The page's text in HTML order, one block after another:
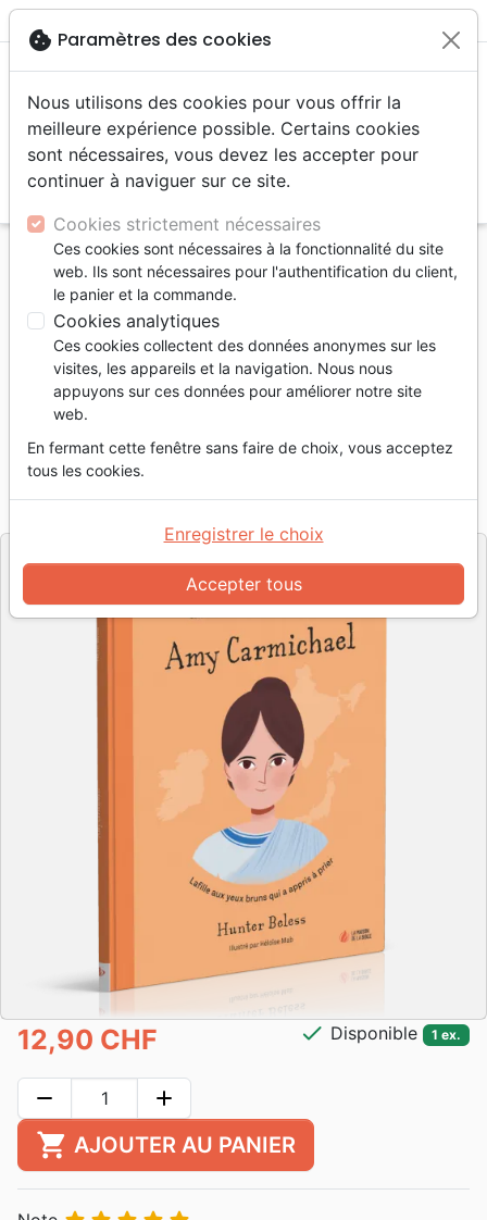
menu
Accueil Jeunesse
Enfants 6 - 9 ans
Amy Carmichael - La fille aux yeux bruns qui a
appris à prier
Amy Carmichael
La fille aux yeux bruns qui a appris à
prier
Hunter Beless
12,90 CHF check Disponible 1 ex.
remove add
shopping_cart AJOUTER AU PANIER
cookie Paramètres des cookies
Nous utilisons des cookies pour vous offrir la
meilleure expérience possible. Certains cookies
sont nécessaires, vous devez les accepter pour
continuer à naviguer sur ce site.
Cookies strictement nécessaires
Ces cookies sont nécessaires à la fonctionnalité du site
web. Ils sont nécessaires pour l'authentification du client,
le panier et la commande.
Cookies analytiques
Ces cookies collectent des données anonymes sur les
visites, les appareils et la navigation. Nous nous
appuyons sur ces données pour améliorer notre site
web.
En fermant cette fenêtre sans faire de choix, vous acceptez
tous les cookies.
Accepter tous
Enregistrer le choix